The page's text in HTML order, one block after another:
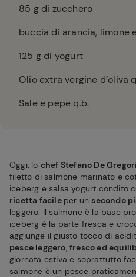
85 g di zucchero
buccia di arancia, limone
125 g di yogurt
Olio extra vergine d’oliva
Sale e pepe q.b.
Oggi, lo chef Stefano De
filetto di salmone marinato e
iceberg e salsa yogurt condito
ricetta facile per un secondo
leggero. Il salmone è la base
iceberg è la parte fresca e
aggiunge il giusto tocco di
pesce leggero, fresco ed
giornata estiva e soprattutto
salmone è un pesce